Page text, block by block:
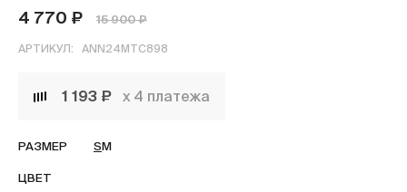
4 770 ₽
15 900 ₽
АРТИКУЛ: ANN24MTC898
1 193 ₽ х 4 платежа
РАЗМЕР SM
ЦВЕТ